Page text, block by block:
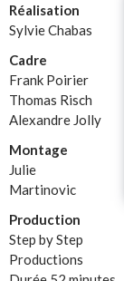
Réalisation
Sylvie Chabas
Cadre
Frank Poirier
Thomas Risch
Alexandre Jolly
Montage
Julie
Martinovic
Production
Step by Step
Productions